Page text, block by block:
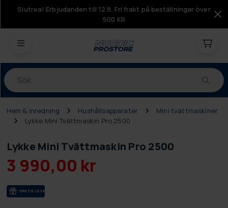
Slutrea! Erbjudanden till 12.8. Fri frakt på beställningar över
500 KR
Produkter
Hem & inredning Hushållsapparater
Mini tvättmaskiner
Lykke Mini Tvättmaskin Pro 2500
Lykke Mini Tvättmaskin Pro 2500
3 990,00 kr
GRA­TIS LE­VE­RANS